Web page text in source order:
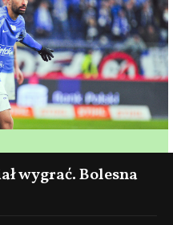
wygrać. Bolesna